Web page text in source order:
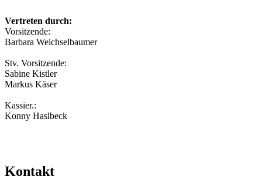
Vertreten durch:
Vorsitzende:
Barbara Weichselbaumer
Stv. Vorsitzende:
Sabine Kistler
Markus Käser
Kassier.:
Konny Haslbeck
Kontakt